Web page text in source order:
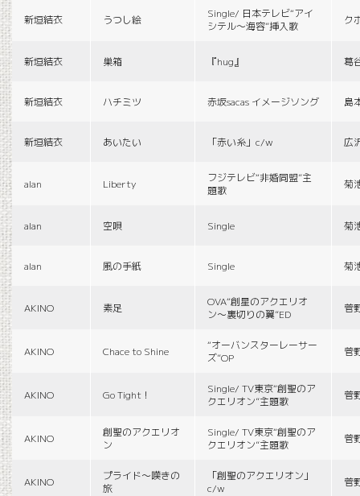
新垣結衣 うつし絵
Single/ 日本テレビ“アイ
シテル〜海容”挿入歌
ク
新垣結衣 巣箱 『hug』 葛
新垣結衣 ハチミツ 赤坂sacas イメージソング 島
新垣結衣 あいたい 「赤い糸」c/w 広
alan Liberty
フジテレビ“非婚同盟”主
題歌
菊
alan 空唄 Single 菊
alan 風の手紙 Single 菊
AKINO 素足
OVA“創星のアクエリオ
ン〜裏切りの翼”ED
菅
AKINO Chace to Shine
“オーバンスターレーサー
ズ”OP
菅
AKINO Go Tight！
Single/ TV東京“創聖のア
クエリオン”主題歌
菅
AKINO
創聖のアクエリオ
ン
Single/ TV東京“創聖のア
クエリオン”主題歌
菅
AKINO
プライド〜嘆きの
旅
「創聖のアクエリオン」
c/w
菅